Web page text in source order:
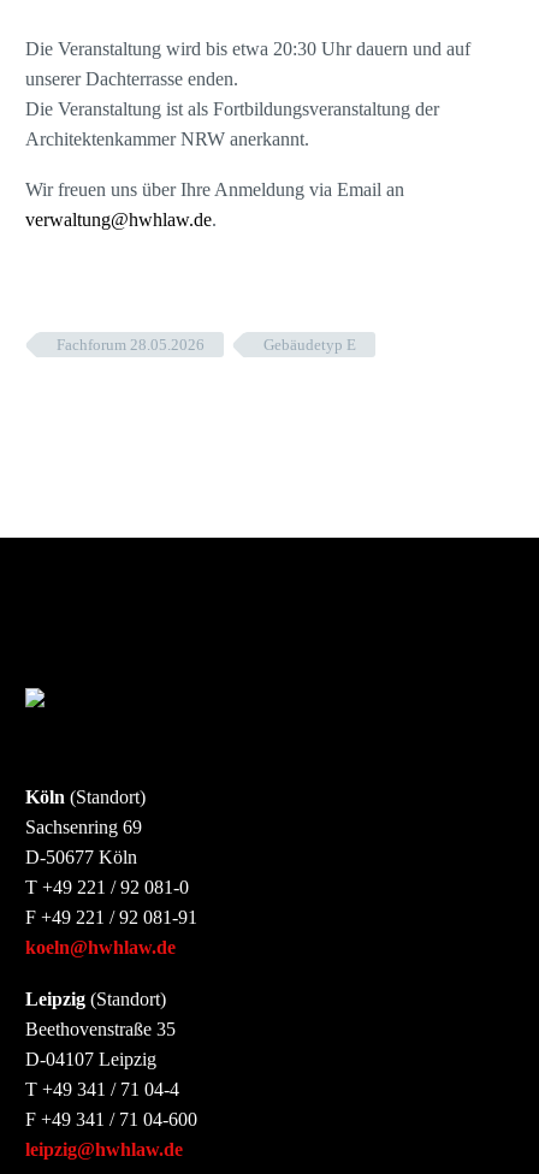
Die Veranstaltung wird bis etwa 20:30 Uhr dauern und auf
unserer Dachterrasse enden.
Die Veranstaltung ist als Fortbildungsveranstaltung der
Architektenkammer NRW anerkannt.
Wir freuen uns über Ihre Anmeldung via Email an
verwaltung@hwhlaw.de.
Fachforum 28.05.2026 Gebäudetyp E
Köln (Standort)
Sachsenring 69
D-50677 Köln
T +49 221 / 92 081-0
F +49 221 / 92 081-91
koeln@hwhlaw.de
Leipzig (Standort)
Beethovenstraße 35
D-04107 Leipzig
T +49 341 / 71 04-4
F +49 341 / 71 04-600
leipzig@hwhlaw.de